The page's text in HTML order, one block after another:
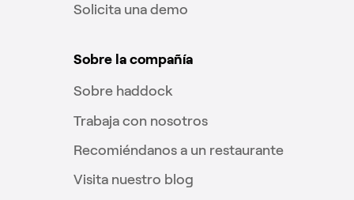
Solicita una demo
Sobre la compañía
Sobre haddock
Trabaja con nosotros
Recomiéndanos a un restaurante
Visita nuestro blog